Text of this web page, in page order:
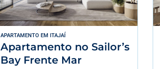
APARTAMENTO EM ITAJAÍ
Apartamento no Sailor’s
Bay Frente Mar